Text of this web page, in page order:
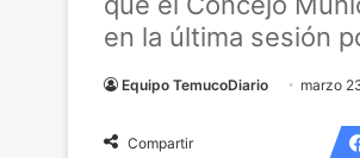
en la última sesión
Equipo TemucoDiario marzo
Compartir